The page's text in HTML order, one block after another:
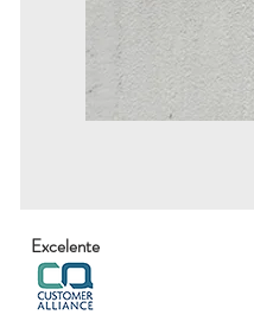
Excelente